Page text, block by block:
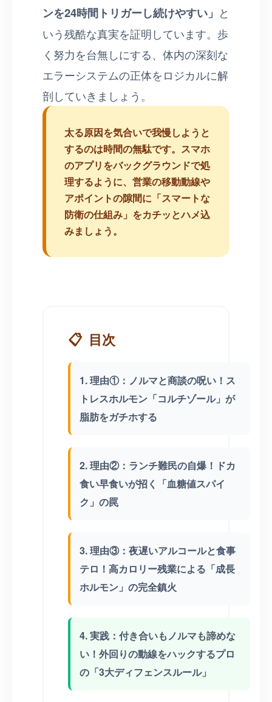
ンを24時間トリガーし続けやすい」 と
いう残酷な真実を証明しています。歩
く努力を台無しにする、体内の深刻な
エラーシステムの正体をロジカルに解
剖していきましょう。
太る原因を気合いで我慢しようと
するのは時間の無駄です。スマホ
のアプリをバックグラウンドで処
理するように、営業の移動動線や
アポイントの隙間に「スマートな
防衛の仕組み」をカチッとハメ込
みましょう。
📋 目次
1. 理由①：ノルマと商談の呪い！ス
トレスホルモン「コルチゾール」が
脂肪をガチホする
2. 理由②：ランチ難民の自爆！ドカ
食い早食いが招く「血糖値スパイ
ク」の罠
3. 理由③：夜遅いアルコールと食事
テロ！高カロリー残業による「成長
ホルモン」の完全鎮火
4. 実践：付き合いもノルマも諦めな
い！外回りの動線をハックするプロ
の「3大ディフェンスルール」